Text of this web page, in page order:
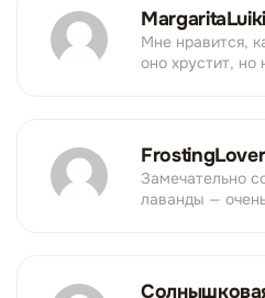
Мне нравится,
оно хрустит, но
Замечательно
лаванды —